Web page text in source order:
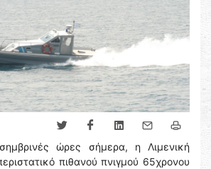
ώρες σήμερα, η Λιμενική
πιθανού πνιγμού 65χρονου